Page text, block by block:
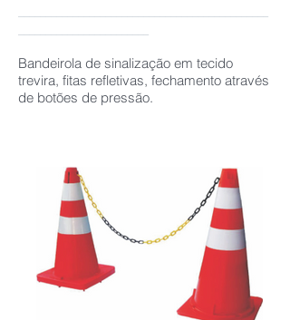
Bandeirola de sinalização em tecido
trevira, fitas refletivas, fechamento através
de botões de pressão.